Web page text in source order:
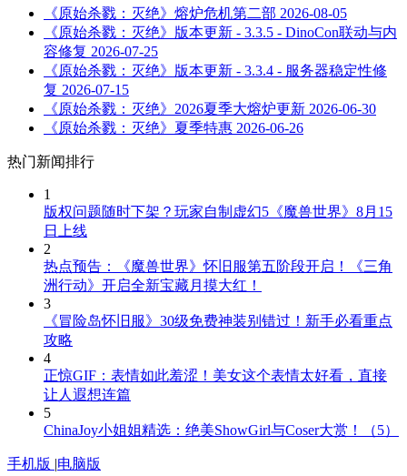
《原始杀戮：灭绝》熔炉危机第二部 2026-08-05
《原始杀戮：灭绝》版本更新 - 3.3.5 - DinoCon联动与内
容修复 2026-07-25
《原始杀戮：灭绝》版本更新 - 3.3.4 - 服务器稳定性修
复 2026-07-15
《原始杀戮：灭绝》2026夏季大熔炉更新 2026-06-30
《原始杀戮：灭绝》夏季特惠 2026-06-26
热门新闻排行
1
版权问题随时下架？玩家自制虚幻5《魔兽世界》8月15
日上线
2
热点预告：《魔兽世界》怀旧服第五阶段开启！《三角
洲行动》开启全新宝藏月摸大红！
3
《冒险岛怀旧服》30级免费神装别错过！新手必看重点
攻略
4
正惊GIF：表情如此羞涩！美女这个表情太好看，直接
让人遐想连篇
5
ChinaJoy小姐姐精选：绝美ShowGirl与Coser大赏！（5）
手机版 |电脑版